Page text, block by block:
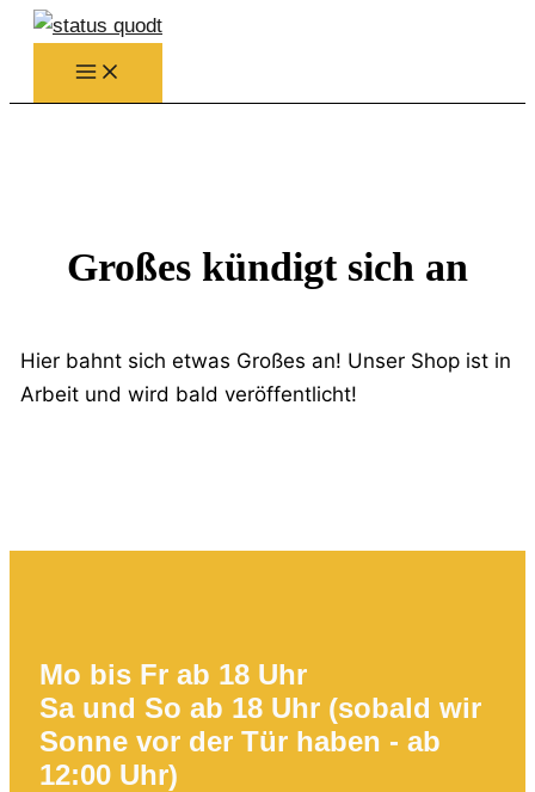
Zum
Inhalt
springen
Großes kündigt sich an
Hier bahnt sich etwas Großes an! Unser Shop ist in
Arbeit und wird bald veröffentlicht!
Mo bis Fr ab 18 Uhr
Sa und So ab 18 Uhr (sobald wir
Sonne vor der Tür haben - ab
12:00 Uhr)